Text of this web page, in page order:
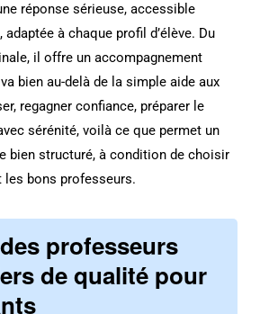
réponse sérieuse, accessible
à chaque profil d’élève. Du
il offre un accompagnement
bien au-delà de la simple aide aux
regagner confiance, préparer le
sérénité, voilà ce que permet un
bien structuré, à condition de choisir
les bons professeurs.
professeurs
de qualité pour